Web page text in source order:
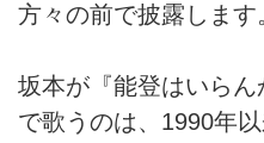
方々の前で披露します
坂本が『能登はいら
で歌うのは、1990年以